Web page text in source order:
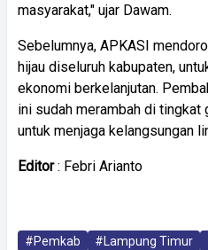
masyarakat," ujar Dawam.
Sebelumnya, APKASI
hijau diseluruh kabupaten,
ekonomi berkelanjutan.
ini sudah merambah di tingkat
untuk menjaga kelangsungan
Editor: Febri Arianto
#Pemkab #Lampung Timur